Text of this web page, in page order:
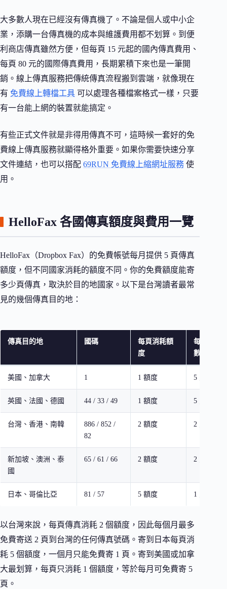
大多數人現在已經沒有傳真機了。不論是個人或中小企
業，添購一台傳真機的成本與維護費用都不划算。到便
利商店傳真雖然方便，但每頁 15 元起的國內傳真費用、
每頁 80 元的國際傳真費用，長期累積下來也是一筆開
銷。線上傳真服務把傳統傳真流程搬到雲端，就像現在
有 免費線上轉檔工具 可以處理各種檔案格式一樣，只要
有一台能上網的裝置就能搞定。
有些正式文件就是非得用傳真不可，這時候一套好的免
費線上傳真服務就顯得格外重要。如果你需要快速分享
文件連結，也可以搭配 69RUN 免費線上縮網址服務 使
用。
HelloFax 各國傳真額度與費用一覽
HelloFax（Dropbox Fax）的免費帳號每月提供 5 頁傳真
額度，但不同國家消耗的額度不同。你的免費額度能寄
多少頁傳真，取決於目的地國家。以下是台灣讀者最常
見的幾個傳真目的地：
傳真目的地 國碼
每頁消耗額
度
每月可免
數
美國、加拿大 1 1 額度 5 頁
英國、法國、德國 44 / 33 / 49 1 額度 5 頁
台灣、香港、南韓
886 / 852 /
82
2 額度 2 頁
新加坡、澳洲、泰
國
65 / 61 / 66 2 額度 2 頁
日本、哥倫比亞 81 / 57 5 額度 1 頁
以台灣來說，每頁傳真消耗 2 個額度，因此每個月最多
免費寄送 2 頁到台灣的任何傳真號碼。寄到日本每頁消
耗 5 個額度，一個月只能免費寄 1 頁。寄到美國或加拿
大最划算，每頁只消耗 1 個額度，等於每月可免費寄 5
頁。